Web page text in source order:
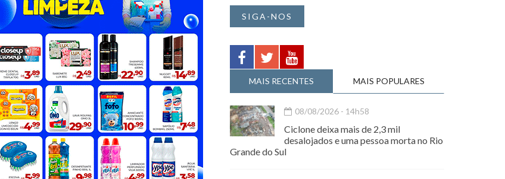
SIGA-NOS
MAIS RECENTES MAIS POPULARES
08/08/2026 - 14h58
Ciclone deixa mais de 2,3 mil
desalojados e uma pessoa morta no Rio
Grande do Sul